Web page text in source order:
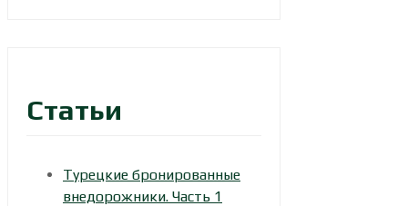
Статьи
Турецкие бронированные
внедорожники. Часть 1